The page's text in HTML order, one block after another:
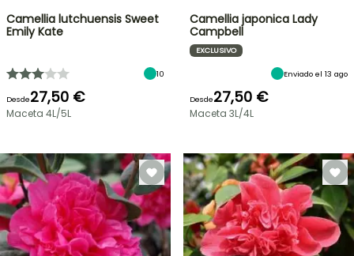
Camellia lutchuensis Sweet
Emily Kate
10
Desde27,50 €
Maceta 4L/5L
Camellia japonica Lady
Campbell
EXCLUSIVO
Enviado el 13 ago
Desde27,50 €
Maceta 3L/4L